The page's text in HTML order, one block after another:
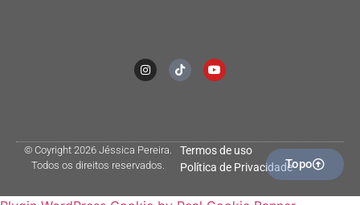
© Coyright 2026 Jéssica Pereira.
Todos os direitos reservados.
Termos de uso
Política de PrivacidadeTopo